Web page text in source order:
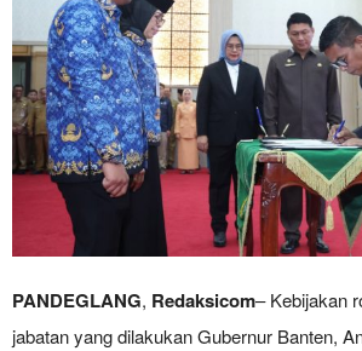
PANDEGLANG, Redaksicom– Kebijakan
jabatan yang dilakukan Gubernur Banten,